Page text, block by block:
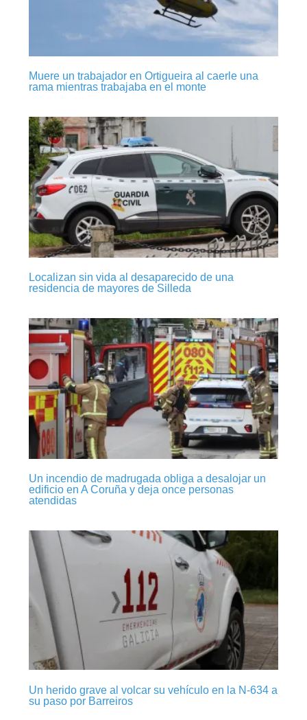
Muere un trabajador en Ortigueira al caerle una
rama mientras trabajaba en el monte
Localizan sin vida al desaparecido de una
residencia de mayores de Silleda
Un incendio de madrugada obliga a desalojar un
edificio en A Coruña y deja once personas
atendidas
Un herido grave al volcar su vehículo en la N-634 a
su paso por Barreiros